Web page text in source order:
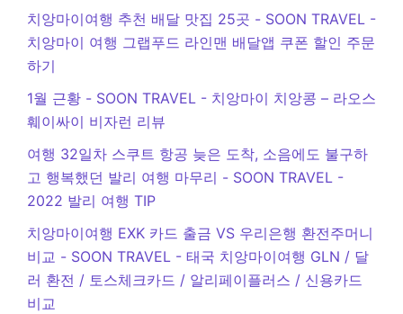
치앙마이여행 추천 배달 맛집 25곳 - SOON TRAVEL -
치앙마이 여행 그랩푸드 라인맨 배달앱 쿠폰 할인 주문
하기
1월 근황 - SOON TRAVEL - 치앙마이 치앙콩 – 라오스
훼이싸이 비자런 리뷰
여행 32일차 스쿠트 항공 늦은 도착, 소음에도 불구하
고 행복했던 발리 여행 마무리 - SOON TRAVEL -
2022 발리 여행 TIP
치앙마이여행 EXK 카드 출금 VS 우리은행 환전주머니
비교 - SOON TRAVEL - 태국 치앙마이여행 GLN / 달
러 환전 / 토스체크카드 / 알리페이플러스 / 신용카드
비교